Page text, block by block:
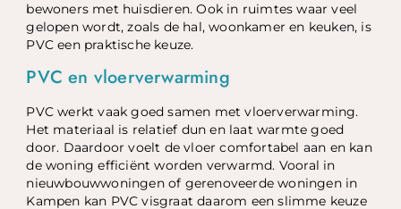
bewoners met huisdieren. Ook in ruimtes waar veel
gelopen wordt, zoals de hal, woonkamer en keuken, is
PVC een praktische keuze.
PVC en vloerverwarming
PVC werkt vaak goed samen met vloerverwarming.
Het materiaal is relatief dun en laat warmte goed
door. Daardoor voelt de vloer comfortabel aan en kan
de woning efficiënt worden verwarmd. Vooral in
nieuwbouwwoningen of gerenoveerde woningen in
Kampen kan PVC visgraat daarom een slimme keuze